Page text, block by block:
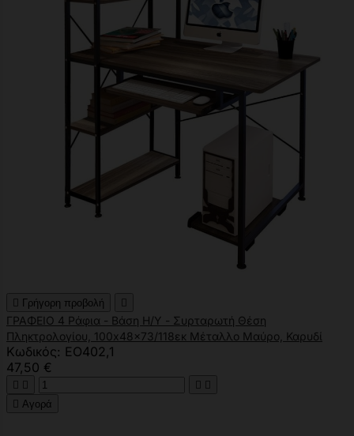
 Γρήγορη προβολή 
ΓΡΑΦΕΙΟ 4 Ράφια - Βάση Η/Υ - Συρταρωτή Θέση
Πληκτρολογίου, 100x48x73/118εκ Μέταλλο Μαύρο, Καρυδί
Κωδικός: ΕΟ402,1
47,50 €
   
 Αγορά